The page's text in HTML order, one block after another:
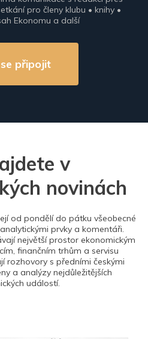
pro členy klubu • knihy •
Ekonomu a další
se připojit
v
novinách
od pondělí do pátku všeobecné
prvky a komentáři.
největší prostor ekonomickým
finančním trhům a servisu
rozhovory s předními českými
a analýzy nejdůležitějších
událostí.